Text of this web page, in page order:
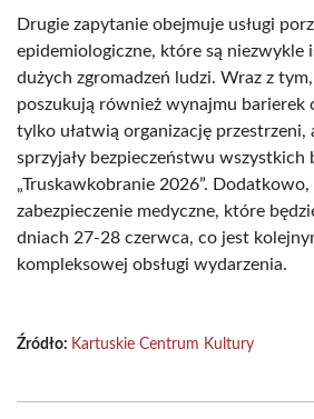
Drugie zapytanie obejmuje usługi
epidemiologiczne, które są niezwykle
dużych zgromadzeń ludzi. Wraz z
poszukują również wynajmu barierek
tylko ułatwią organizację przestrzeni,
sprzyjały bezpieczeństwu wszystkich
„Truskawkobranie 2026”.
zabezpieczenie medyczne, które
dniach 27-28 czerwca, co jest
kompleksowej obsługi wydarzenia.
Źródło: Kartuskie Centrum Kultury